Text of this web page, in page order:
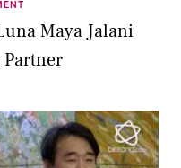
Maya Jalani